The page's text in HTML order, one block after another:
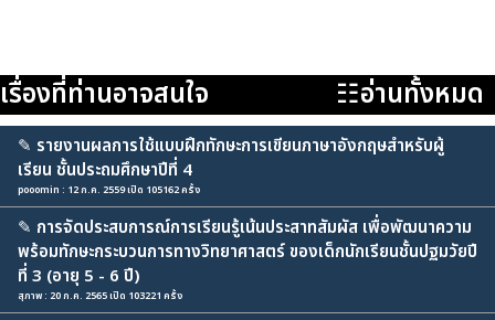
เรื่องที่ท่านอาจสนใจ ☷อ่านทั้งหมด
✎ รายงานผลการใช้แบบฝึกทักษะการเขียนภาษาอังกฤษสำหรับผู้
เรียน ชั้นประถมศึกษาปีที่ 4
pooomin : 12 ก.ค. 2559 เปิด 105162 ครั้ง
✎ การจัดประสบการณ์การเรียนรู้เน้นประสาทสัมผัส เพื่อพัฒนาความ
พร้อมทักษะกระบวนการทางวิทยาศาสตร์ ของเด็กนักเรียนชั้นปฐมวัยปี
ที่ 3 (อายุ 5 - 6 ปี)
สุภาพ : 20 ก.ค. 2565 เปิด 103221 ครั้ง